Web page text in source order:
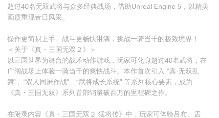
超过40名无双武将与众多经典战场，借助Unreal Engine 5，以精美
画质重现昔日风采。
操作更简易上手、战斗更畅快淋漓，挑战一骑当千的极致境界！
＜关于《真・三国无双２》＞
以三国世界为舞台的战术动作游戏，玩家可化身超过40名武将，在
广阔战场上体验一骑当千的爽快战斗。本作首次引入 “真·无双乱
舞”、“双人同屏作战”、“武将成长系统” 等系列核心要素，成为
《真・三国无双》系列首部销量破百万的里程碑之作。
在附录内容《真・三国无双２ 猛将传》中，玩家可体验吕布、孟